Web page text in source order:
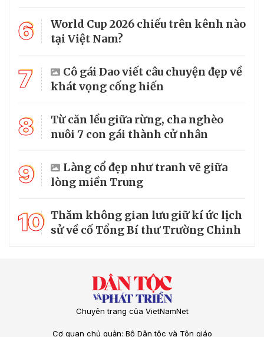
6
World Cup 2026 chiếu trên kênh nào
tại Việt Nam?
7
Cô gái Dao viết câu chuyện đẹp về
khát vọng cống hiến
8
Từ căn lều giữa rừng, cha nghèo
nuôi 7 con gái thành cử nhân
9
Làng cổ đẹp như tranh vẽ giữa
lòng miền Trung
10 Thăm không gian lưu giữ kí ức lịch
sử về cố Tổng Bí thư Trường Chinh
Chuyên trang của VietNamNet
Cơ quan chủ quản: Bộ Dân tộc và Tôn giáo